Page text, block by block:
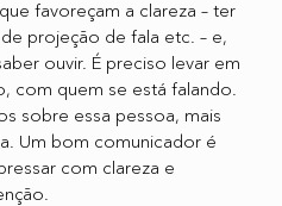
favoreçam a clareza – ter
projeção de fala etc. – e,
ouvir. É preciso levar em
com quem se está falando.
sobre essa pessoa, mais
Um bom comunicador é
com clareza e